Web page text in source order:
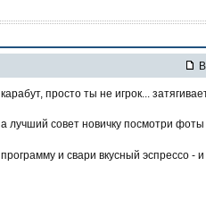
карабут, просто ты не игрок...
а лучший совет новичку посмотри
программу и свари вкусный эспрессо -